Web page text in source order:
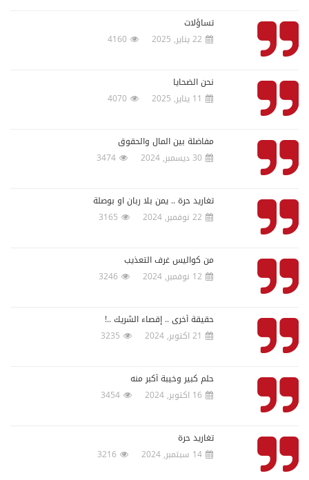
تساؤلات
22 يناير, 2025
4160
نحن الضحايا
11 يناير, 2025
4070
مفاضلة بين المال والحقوق
30 ديسمبر, 2024
3474
تغاريد حرة .. يمن بلا ربان او بوصلة
22 نوفمبر, 2024
3165
من كواليس غرف التعذيب
12 نوفمبر, 2024
3246
حقيقة أخرى .. إقصاء الشريك ..!
21 اكتوبر, 2024
3235
‏حلم كبير وخيبة أكبر منه
16 اكتوبر, 2024
3454
تغاريد حرة
14 سبتمبر, 2024
3216